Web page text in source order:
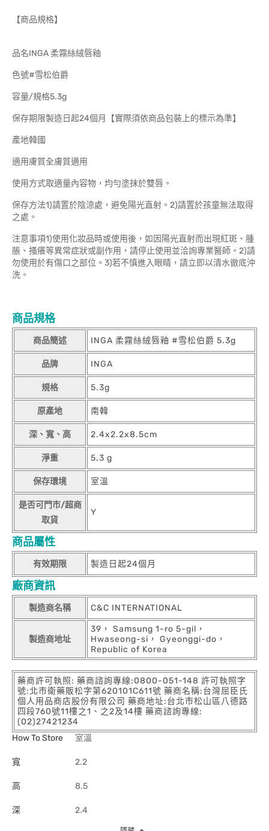
【商品規格】
品名INGA 柔霧絲絨唇釉
色號#雪松伯爵
容量/規格5.3g
保存期限製造日起24個月【實際須依商品包裝上的標示為準】
產地韓國
適用膚質全膚質適用
使用方式取適量內容物，均勻塗抹於雙唇。
保存方法1)請置於陰涼處，避免陽光直射。2)請置於孩童無法取得
之處。
注意事項1)使用化妝品時或使用後，如因陽光直射而出現紅斑、腫
脹、搔癢等異常症狀或副作用，請停止使用並洽詢專業醫師。2)請
勿使用於有傷口之部位。3)若不慎進入眼睛，請立即以清水徹底沖
洗。
商品規格
商品簡述 INGA 柔霧絲絨唇釉 #雪松伯爵 5.3g
品牌 INGA
規格 5.3g
原產地 南韓
深、寬、高 2.4x2.2x8.5cm
淨重 5.3 g
保存環境 室溫
是否可門市/超商
取貨
Y
商品屬性
有效期限 製造日起24個月
廠商資訊
製造商名稱 C&C INTERNATIONAL
製造商地址
39， Samsung 1-ro 5-gil，
Hwaseong-si， Gyeonggi-do，
Republic of Korea
藥商許可執照: 藥商諮詢專線:0800-051-148 許可執照字
號:北市衛藥販松字第620101C611號 藥商名稱:台灣屈臣氏
個人用品商店股份有限公司 藥商地址:台北市松山區八德路
四段760號11樓之1、之2及14樓 藥商諮詢專線:
(02)27421234
How To Store
室溫
寬 2.2
高 8.5
深 2.4